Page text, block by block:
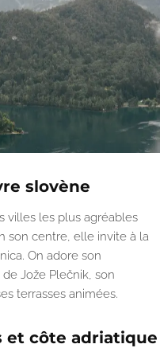
slovène
villes les plus agréables
son centre, elle invite à la
On adore son
Jože Plečnik, son
terrasses animées.
et côte adriatique